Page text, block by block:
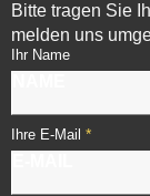
Bitte tragen Sie
melden uns
Ihr Name
Ihre E-Mail *